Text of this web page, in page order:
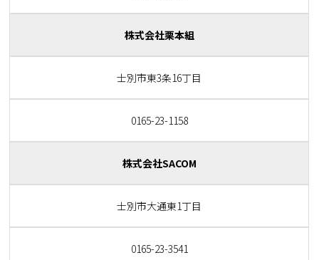
株式会社栗本組
士別市東3条16丁目
0165-23-1158
株式会社SACOM
士別市大通東1丁目
0165-23-3541